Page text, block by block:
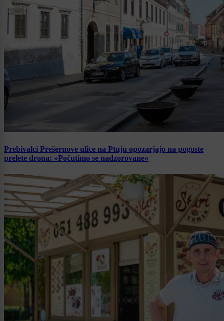
Prebivalci Prešernove ulice na Ptuju opozarjajo na pogoste
prelete drona: »Počutimo se nadzorovane«